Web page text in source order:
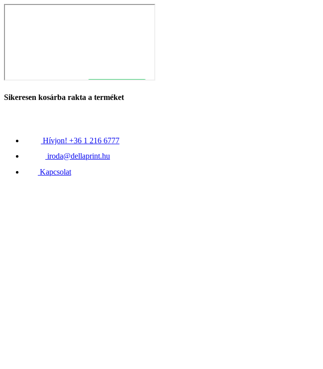
Sikeresen kosárba rakta a terméket
Hívjon! +36 1 216 6777
iroda@dellaprint.hu
Kapcsolat